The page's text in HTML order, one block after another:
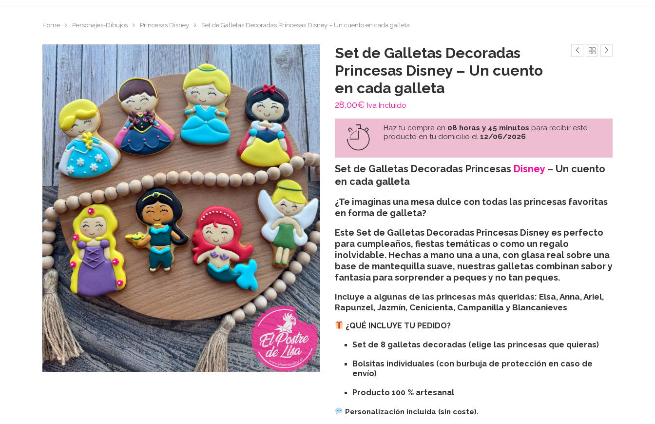
Home Personajes-Dibujos Princesas Disney Set de Galletas Decoradas Princesas Disney – Un cuento en cada galleta
Set de Galletas Decoradas
Princesas Disney – Un cuento
en cada galleta
28,00€ Iva Incluido
Haz tu compra en 08 horas y 45 minutos para recibir este
producto en tu domicilio el 12/06/2026
Set de Galletas Decoradas Princesas Disney– Un cuento
en cada galleta
¿Te imaginas una mesa dulce con todas las princesas favoritas
en forma de galleta?
Este Set de Galletas Decoradas Princesas Disneyes perfecto
para cumpleaños, fiestas temáticas o como un regalo
inolvidable. Hechas a mano una a una, con glasa real sobre una
base de mantequilla suave, nuestras galletas combinan sabor y
fantasía para sorprender a peques y no tan peques.
Incluye a algunas de las princesas más queridas: Elsa, Anna, Ariel,
Rapunzel, Jazmín, Cenicienta, Campanilla y Blancanieves
¿QUÉ INCLUYE TU PEDIDO?
Set de 8 galletas decoradas (elige las princesas que quieras)
Bolsitas individuales (con burbuja de protección en caso de
envío)
Producto 100 % artesanal
Personalización incluida (sin coste).